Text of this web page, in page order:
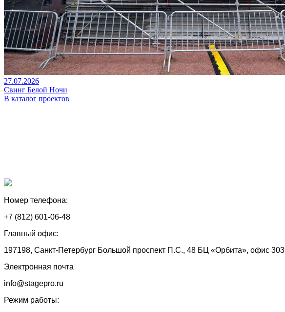
27.07.2026
Свинг Белой Ночи
В каталог проектов
Номер телефона:
+7 (812) 601-06-48
Главный офис:
197198, Санкт-Петербург Большой проспект П.С., 48 БЦ «Орбита», офис 303
Электронная почта
info@stagepro.ru
Режим работы: